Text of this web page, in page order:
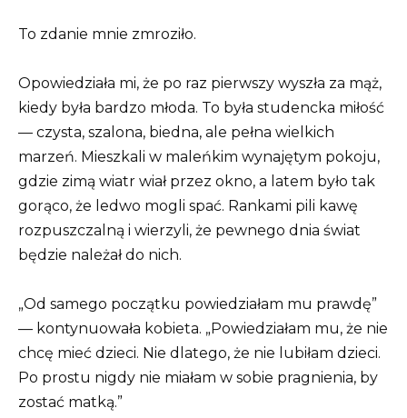
To zdanie mnie zmroziło.
Opowiedziała mi, że po raz pierwszy wyszła za mąż,
kiedy była bardzo młoda. To była studencka miłość
— czysta, szalona, biedna, ale pełna wielkich
marzeń. Mieszkali w maleńkim wynajętym pokoju,
gdzie zimą wiatr wiał przez okno, a latem było tak
gorąco, że ledwo mogli spać. Rankami pili kawę
rozpuszczalną i wierzyli, że pewnego dnia świat
będzie należał do nich.
„Od samego początku powiedziałam mu prawdę”
— kontynuowała kobieta. „Powiedziałam mu, że nie
chcę mieć dzieci. Nie dlatego, że nie lubiłam dzieci.
Po prostu nigdy nie miałam w sobie pragnienia, by
zostać matką.”